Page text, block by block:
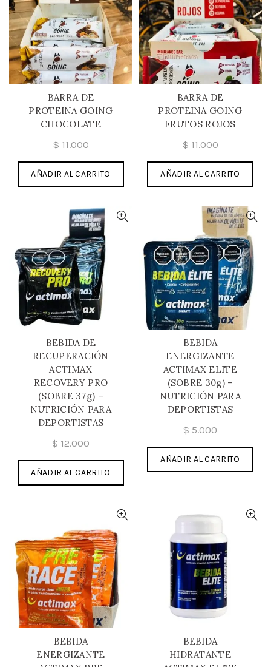
BARRA DE
PROTEINA GOING
CHOCOLATE
$ 11.000
AÑADIR AL CARRITO
BARRA DE
PROTEINA GOING
FRUTOS ROJOS
$ 11.000
AÑADIR AL CARRITO
BEBIDA DE
RECUPERACIÓN
ACTIMAX
RECOVERY PRO
(SOBRE 37g) –
NUTRICIÓN PARA
DEPORTISTAS
$ 12.000
AÑADIR AL CARRITO
BEBIDA
ENERGIZANTE
ACTIMAX ELITE
(SOBRE 30g) –
NUTRICIÓN PARA
DEPORTISTAS
$ 5.000
AÑADIR AL CARRITO
BEBIDA
ENERGIZANTE
BEBIDA
HIDRATANTE